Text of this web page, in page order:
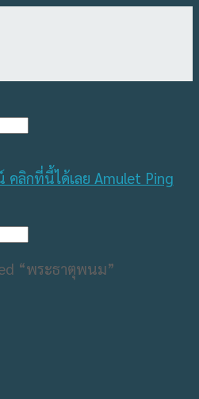
“พระธาตุพนม”